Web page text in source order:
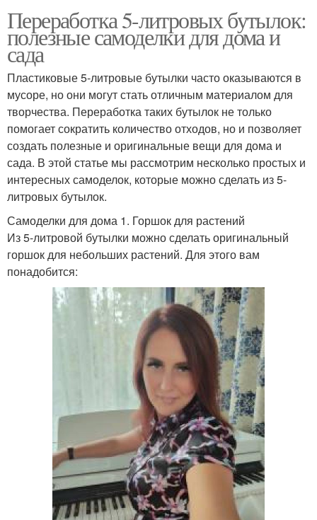
Переработка 5-литровых бутылок:
полезные самоделки для дома и
сада
Пластиковые 5-литровые бутылки часто оказываются в
мусоре, но они могут стать отличным материалом для
творчества. Переработка таких бутылок не только
помогает сократить количество отходов, но и позволяет
создать полезные и оригинальные вещи для дома и
сада. В этой статье мы рассмотрим несколько простых и
интересных самоделок, которые можно сделать из 5-
литровых бутылок.
Самоделки для дома 1. Горшок для растений
Из 5-литровой бутылки можно сделать оригинальный
горшок для небольших растений. Для этого вам
понадобится: